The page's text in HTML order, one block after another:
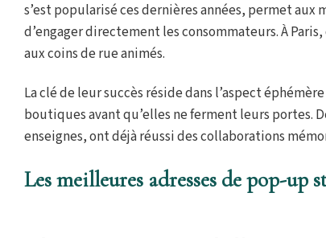
s’est popularisé ces dernières années, permet
d’engager directement les consommateurs. À
aux coins de rue animés.
La clé de leur succès réside dans l’aspect
boutiques avant qu’elles ne ferment leurs portes.
enseignes, ont déjà réussi des collaborations
Les meilleures adresses de pop-up